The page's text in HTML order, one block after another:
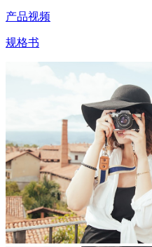
产品视频
规格书